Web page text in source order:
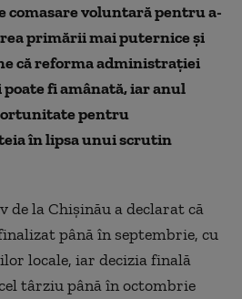
comasare voluntară pentru a-
primării mai puternice şi
că reforma administraţiei
fi amânată, iar anul
pentru
în lipsa unui scrutin
de la Chișinău a declarat că
până în septembrie, cu
locale, iar decizia finală
târziu până în octombrie